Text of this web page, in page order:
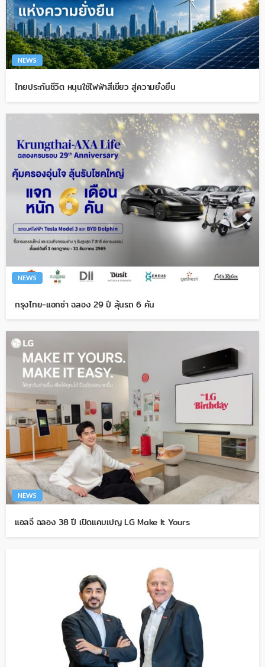
NEWS
ไทยประกันชีวิต หนุนใช้ไฟฟ้าสีเขียว สู่ความยั่งยืน
NEWS
กรุงไทย-แอกซ่า ฉลอง 29 ปี ลุ้นรถ 6 คัน
NEWS
แอลจี ฉลอง 38 ปี เปิดแคมเปญ LG Make It Yours